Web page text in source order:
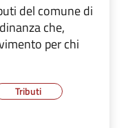
del comune di
che,
per chi
Tributi